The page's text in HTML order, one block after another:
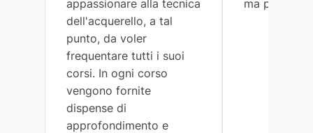
appassionare alla tecnica
dell'acquerello, a tal
punto, da voler
frequentare tutti i suoi
corsi. In ogni corso
vengono fornite
dispense di
approfondimento e
ma preciso."